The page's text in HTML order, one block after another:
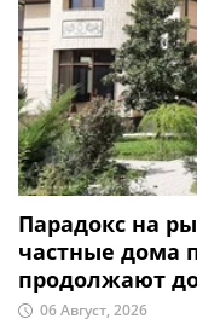
Парадокс на
частные дома
продолжают
06 Август, 2026